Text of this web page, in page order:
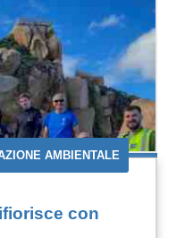
AMBIENTALE
con